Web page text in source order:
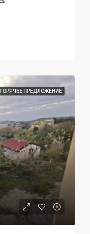
ГОРЯЧЕЕ ПРЕДЛОЖЕНИЕ